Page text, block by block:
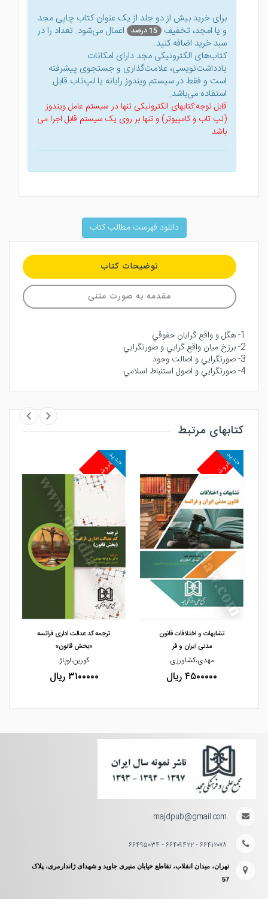
برای خرید بیش از دو جلد از یک عنوان کتاب‌ چاپی مجد
و یا امجد، تخفیف 15 درصد
اعمال می‌شود. تعداد را در
سبد خرید اضافه کنید.
کتاب‌های الکترونیکی مجد دارای امکانات
یادداشت‌نویسی، علامت‌گذاری و جستجوی پیشرفته
است و فقط در سیستم ویندوز رایانه یا لپ‌تاب قابل
استفاده می‌باشد.
قابل توجه:کتابهای الکترونیکی تنها در سیستم عامل ویندوز
(لپ تاب و کامپیوتر) و تنها بر روی یک سیستم قابل اجرا می
باشد
دانلود فهرست مطالب کتاب
توضیحات کتاب
مقدمه به صورت متنی
1- هگل و واقع گرايان حقوقي
2- برزخ ميان واقع گرايي و صورتگرايي
3- صورتگرايي و اصالت وجود
4- صورتگرايي و اصول استنباط اسلامي
کتابهای مرتبط
مشاهده و خرید
پرفروش
جدید
مشاهده و خرید
تشابهات و اختلافات قانون
مدنی ایران و فر
مهدی،کشاورزی
۴۵۰۰۰۰۰ ریال
پرفروش
جدید
ترجمه کد عدالت اداری فرانسه
«بخش قانون»
کورین،لوپاژ
۳۱۰۰۰۰۰ ریال
majdpub@gmail.com
۶۶۴۱۲۰۷۸ - ۶۶۴۰۹۴۲۲ - ۶۶۴۹۵۰۳۴
تهران، میدان انقلاب، تقاطع خیابان منیری جاوید و شهدای ژاندارمری، پلاک
57